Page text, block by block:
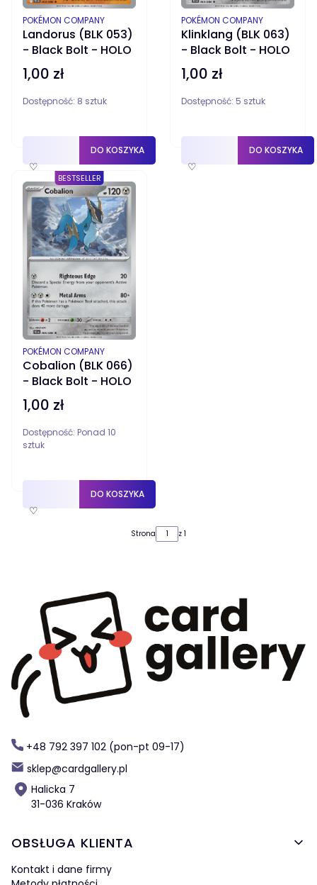
Landorus (BLK 053)
- Black Bolt - HOLO
PRODUCENT
POKÉMON COMPANY
Cena
1,00 zł
Dostępność: 8 sztuk
♡
DO KOSZYKA
Klinklang (BLK 063)
- Black Bolt - HOLO
PRODUCENT
POKÉMON COMPANY
Cena
1,00 zł
Dostępność: 5 sztuk
♡
DO KOSZYKA
BESTSELLER
Cobalion (BLK 066)
- Black Bolt - HOLO
PRODUCENT
POKÉMON COMPANY
Cena
1,00 zł
Dostępność: Ponad 10
sztuk
♡
DO KOSZYKA
Strona z 1
+48 792 397 102 (pon-pt 09-17)
sklep@cardgallery.pl
Halicka 7
31-036 Kraków
Linki w stopce
OBSŁUGA KLIENTA
Kontakt i dane firmy